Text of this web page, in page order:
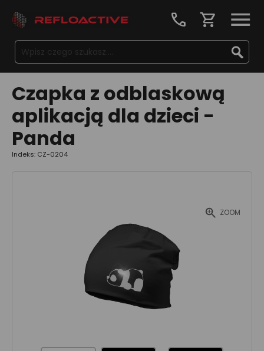
call shopping_cart
Czapka z odblaskową
aplikacją dla dzieci -
Panda
Indeks: CZ-0204
ZOOM